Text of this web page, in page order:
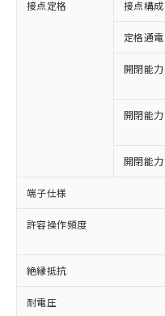
接点定格 接点構成
定格通
開閉能
開閉能
開閉能
端子仕様
許容操作頻度
絶縁抵抗
耐電圧
ご利用条件
以下の条件をお
本サービス
商品の当社
(税抜)を提
当社制御機
本サービス
ことをご了
在庫状況お
記載してい
タに基づき
準価格とは
対応予定：EU
有に対応した製
対応予定なし：
非含有に非対応
調査・確認中：
非含有の対応状
非該当品：ライ
害物質有無と関
仕入先様の事情に
いたものが、含
むを得ず変更する
*EU RoHS指令（10物質
鉛(Pb) 1000ppm以下、
六価クロム(Cr(Ⅵ))
「○」：最大均
基準値以下であ
「×」：最大均質
基準値を超えて
「－」：未確認で
当社は、こ
為替および
（以下｢規
または国外
国政府の輸
可)を取得